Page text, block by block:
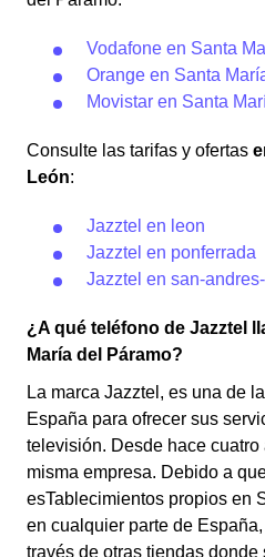
Vodafone en Santa
Orange en Santa
Movistar en Santa
Consulte las tarifas y ofertas
León:
Jazztel en leon
Jazztel en ponferrada
Jazztel en san-
¿A qué teléfono de Jazztel
María del Páramo?
La marca Jazztel, es una de
España para ofrecer sus
televisión. Desde hace
misma empresa. Debido a
esTablecimientos propios en
en cualquier parte de
través de otras tiendas donde